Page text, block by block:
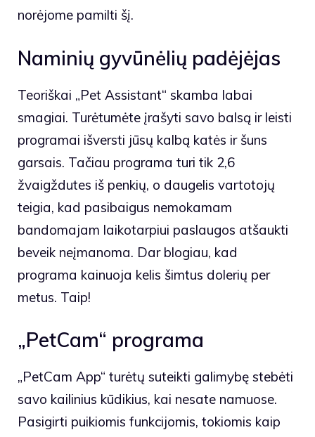
norėjome pamilti šį.
Naminių gyvūnėlių padėjėjas
Teoriškai „Pet Assistant“ skamba labai
smagiai. Turėtumėte įrašyti savo balsą ir leisti
programai išversti jūsų kalbą katės ir šuns
garsais. Tačiau programa turi tik 2,6
žvaigždutes iš penkių, o daugelis vartotojų
teigia, kad pasibaigus nemokamam
bandomajam laikotarpiui paslaugos atšaukti
beveik neįmanoma. Dar blogiau, kad
programa kainuoja kelis šimtus dolerių per
metus. Taip!
„PetCam“ programa
„PetCam App“ turėtų suteikti galimybę stebėti
savo kailinius kūdikius, kai nesate namuose.
Pasigirti puikiomis funkcijomis, tokiomis kaip